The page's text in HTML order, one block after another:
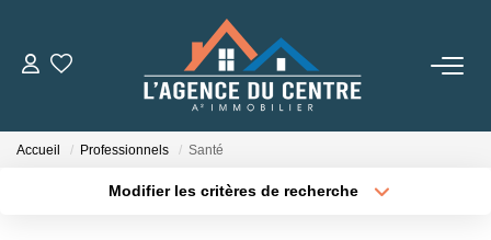
VENTES
Accueil Professionnels Santé
Modifier les critères de recherche